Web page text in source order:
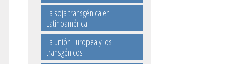
La soja transgénica en
Latinoamérica
La unión Europea y los
transgénicos